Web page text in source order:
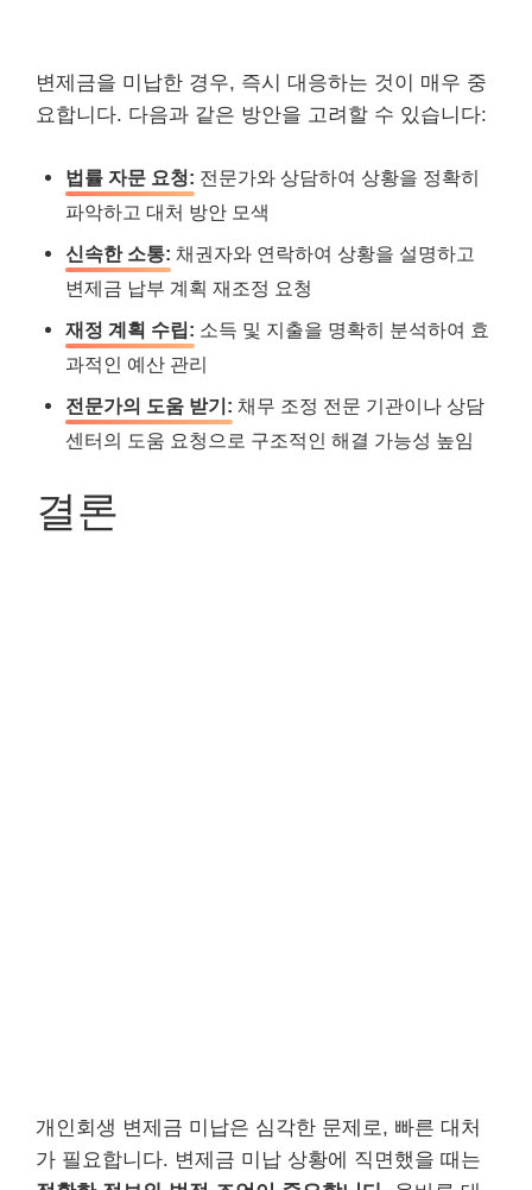
변제금을 미납한 경우, 즉시 대응하는 것이 매우 중
요합니다. 다음과 같은 방안을 고려할 수 있습니다:
법률 자문 요청: 전문가와 상담하여 상황을 정확히
파악하고 대처 방안 모색
신속한 소통: 채권자와 연락하여 상황을 설명하고
변제금 납부 계획 재조정 요청
재정 계획 수립: 소득 및 지출을 명확히 분석하여 효
과적인 예산 관리
전문가의 도움 받기: 채무 조정 전문 기관이나 상담
센터의 도움 요청으로 구조적인 해결 가능성 높임
결론
개인회생 변제금 미납은 심각한 문제로, 빠른 대처
가 필요합니다. 변제금 미납 상황에 직면했을 때는